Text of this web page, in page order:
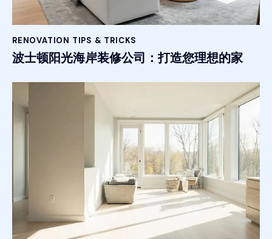
RENOVATION TIPS & TRICKS
波士顿阳光海岸装修公司：打造您理想的家